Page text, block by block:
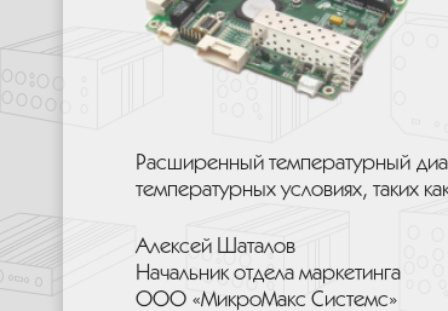
Расширенный температурный
температурных условиях, таких
Алексей Шаталов
Начальник отдела маркетинга
ООО «МикроМакс Системс»